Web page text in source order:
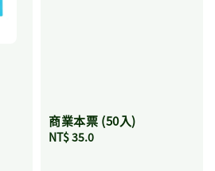
商業本票 (50入)
Regular
NT$ 35.0